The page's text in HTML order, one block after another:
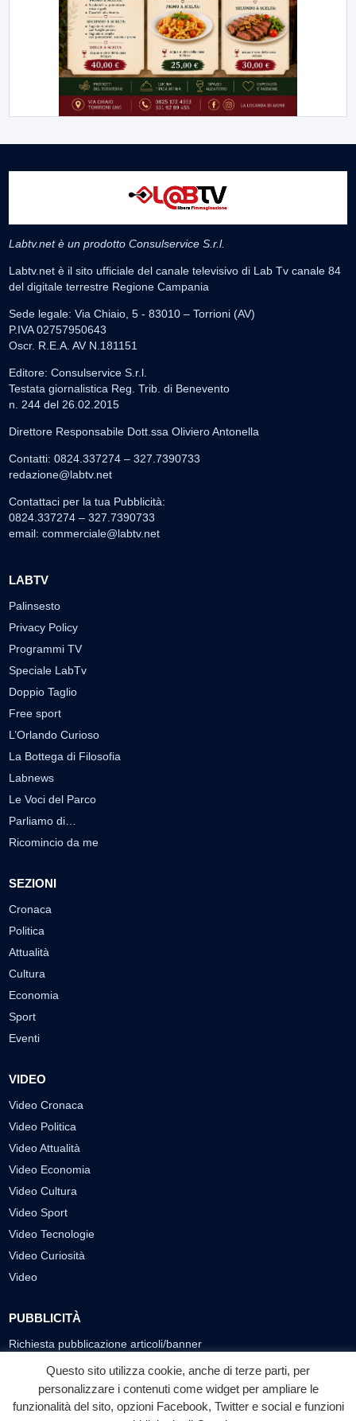
Labtv.net è un prodotto Consulservice S.r.l.
Labtv.net è il sito ufficiale del canale televisivo di Lab Tv canale 84
del digitale terrestre Regione Campania
Sede legale: Via Chiaio, 5 - 83010 – Torrioni (AV)
P.IVA 02757950643
Oscr. R.E.A. AV N.181151
Editore: Consulservice S.r.l.
Testata giornalistica Reg. Trib. di Benevento
n. 244 del 26.02.2015
Direttore Responsabile Dott.ssa Oliviero Antonella
Contatti: 0824.337274 – 327.7390733
redazione@labtv.net
Contattaci per la tua Pubblicità:
0824.337274 – 327.7390733
email: commerciale@labtv.net
LABTV
Palinsesto
Privacy Policy
Programmi TV
Speciale LabTv
Doppio Taglio
Free sport
L’Orlando Curioso
La Bottega di Filosofia
Labnews
Le Voci del Parco
Parliamo di…
Ricomincio da me
SEZIONI
Cronaca
Politica
Attualità
Cultura
Economia
Sport
Eventi
VIDEO
Video Cronaca
Video Politica
Video Attualità
Video Economia
Video Cultura
Video Sport
Video Tecnologie
Video Curiosità
Video
PUBBLICITÀ
Richiesta pubblicazione articoli/banner
SEGUICI SUI SOCIAL
f ◎ ▶
Questo sito utilizza cookie, anche di terze parti, per
personalizzare i contenuti come widget per ampliare le
funzionalità del sito, opzioni Facebook, Twitter e social e funzioni